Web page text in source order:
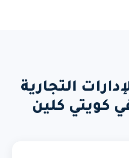
التجارية
كويتي كلين